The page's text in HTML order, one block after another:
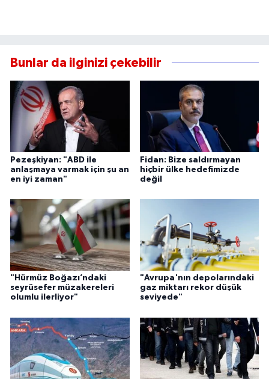
Bunlar da ilginizi çekebilir
Pezeşkiyan: "ABD ile
anlaşmaya varmak için şu an
en iyi zaman"
Fidan: Bize saldırmayan
hiçbir ülke hedefimizde
değil
"Hürmüz Boğazı’ndaki
seyrüsefer müzakereleri
olumlu ilerliyor"
"Avrupa'nın depolarındaki
gaz miktarı rekor düşük
seviyede"